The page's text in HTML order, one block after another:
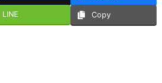
LINE Copy